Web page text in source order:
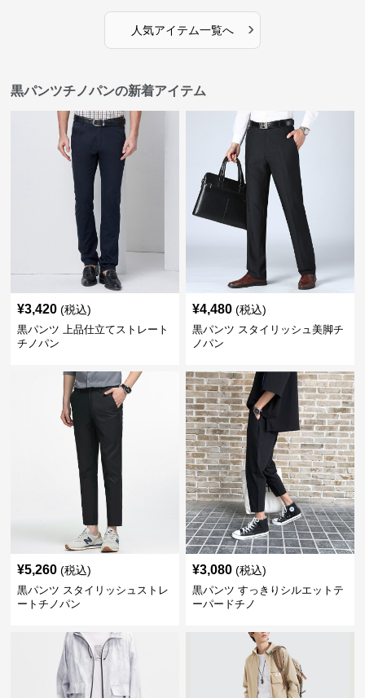
人気アイテム一覧へ ›
黒パンツチノパンの新着アイテム
¥3,420 (税込)
黒パンツ 上品仕立てストレート
チノパン
¥4,480 (税込)
黒パンツ スタイリッシュ美脚チ
ノパン
¥5,260 (税込)
黒パンツ スタイリッシュストレ
ートチノパン
¥3,080 (税込)
黒パンツ すっきりシルエットテ
ーパードチノ